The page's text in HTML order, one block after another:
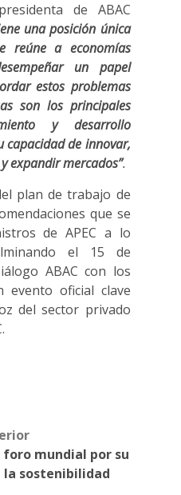
de ABAC
una posición única
reúne a economías
un papel
estos problemas
son los principales
y desarrollo
capacidad de innovar,
expandir mercados”.
plan de trabajo de
que se
de APEC a lo
el 15 de
ABAC con los
evento oficial clave
del sector privado
foro mundial por su
la sostenibilidad